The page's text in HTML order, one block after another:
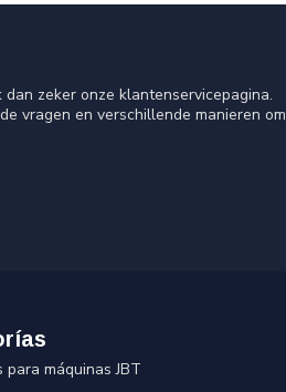
zeker onze klantenservicepagina.
vragen en verschillende manieren om
para máquinas JBT